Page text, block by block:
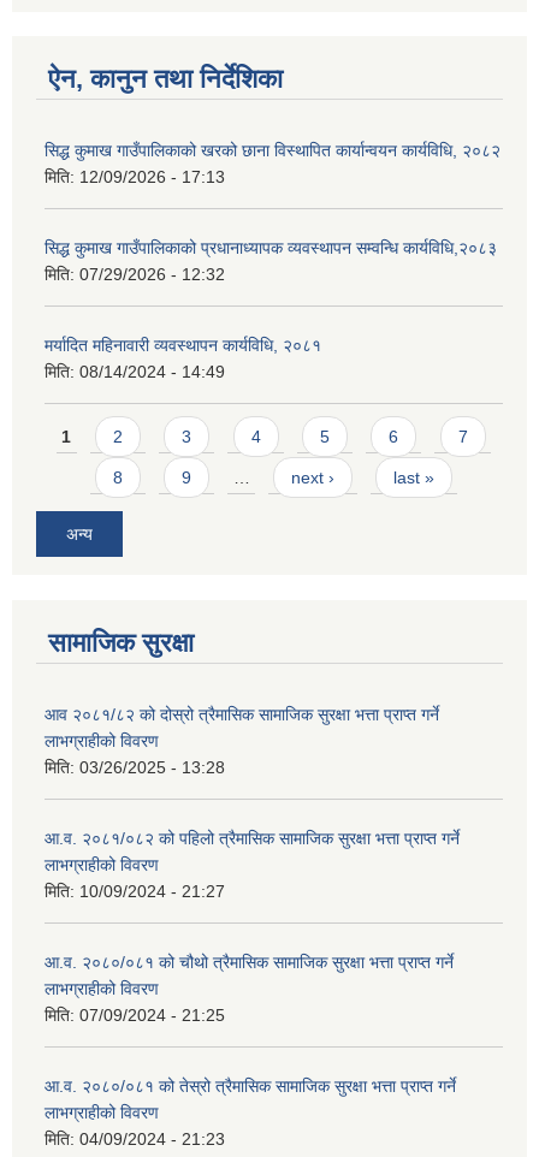
ऐन, कानुन तथा निर्देशिका
सिद्ध कुमाख गाउँपालिकाको खरको छाना विस्थापित कार्यान्वयन कार्यविधि, २०८२
मिति: 12/09/2026 - 17:13
सिद्ध कुमाख गाउँपालिकाको प्रधानाध्यापक व्यवस्थापन सम्वन्धि कार्यविधि,२०८३
मिति: 07/29/2026 - 12:32
मर्यादित महिनावारी व्यवस्थापन कार्यविधि, २०८१
मिति: 08/14/2024 - 14:49
Pages
1 2 3 4 5 6 7
8 9 … next › last »
अन्य
सामाजिक सुरक्षा
आव २०८१/८२ को दोस्रो त्रैमासिक सामाजिक सुरक्षा भत्ता प्राप्त गर्ने
लाभग्राहीको विवरण
मिति: 03/26/2025 - 13:28
आ.व. २०८१/०८२ को पहिलो त्रैमासिक सामाजिक सुरक्षा भत्ता प्राप्त गर्ने
लाभग्राहीको विवरण
मिति: 10/09/2024 - 21:27
आ.व. २०८०/०८१ को चौथो त्रैमासिक सामाजिक सुरक्षा भत्ता प्राप्त गर्ने
लाभग्राहीको विवरण
मिति: 07/09/2024 - 21:25
आ.व. २०८०/०८१ को तेस्रो त्रैमासिक सामाजिक सुरक्षा भत्ता प्राप्त गर्ने
लाभग्राहीको विवरण
मिति: 04/09/2024 - 21:23